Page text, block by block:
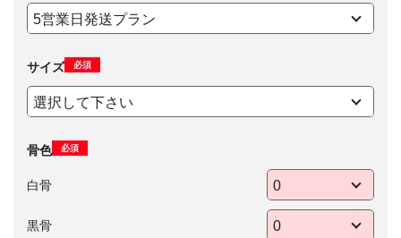
サイズ 必須
骨色 必須
白骨
黒骨